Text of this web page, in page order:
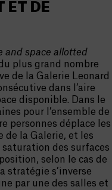
ET DE
and space allotted
plus grand nombre
de la Galerie Leonard
dans l’aire
disponible. Dans le
pour l’ensemble de
personnes déplace les
de la Galerie, et les
des surfaces
selon le cas de
stratégie s’inverse
par une des salles et